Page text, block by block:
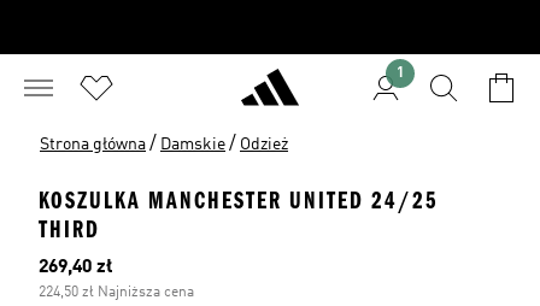
1
Strona główna / Damskie / Odzież
KOSZULKA MANCHESTER UNITED 24/25
THIRD
Bieżąca cena
269,40 zł
224,50 zł Najniższa cena